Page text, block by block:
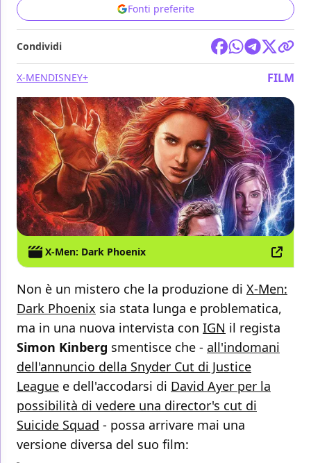
Fonti preferite
Condividi
X-MENDISNEY+ FILM
X-Men: Dark Phoenix
Non è un mistero che la produzione di X-Men:
Dark Phoenix sia stata lunga e problematica,
ma in una nuova intervista con IGN il regista
Simon Kinberg smentisce che - all'indomani
dell'annuncio della Snyder Cut di Justice
League e dell'accodarsi di David Ayer per la
possibilità di vedere una director's cut di
Suicide Squad - possa arrivare mai una
versione diversa del suo film: